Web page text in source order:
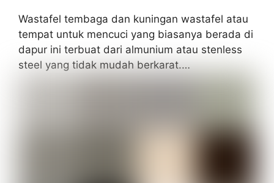
Wastafel tembaga dan kuningan wastafel atau
tempat untuk mencuci yang biasanya berada di
dapur ini terbuat dari almunium atau stenless
steel yang tidak mudah berkarat.…